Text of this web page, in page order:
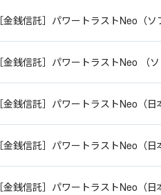
［金銭信託］パワートラストNeo（
［金銭信託］パワートラストNeo （
［金銭信託］パワートラストNeo（
［金銭信託］パワートラストNeo（
［金銭信託］パワートラストNeo（